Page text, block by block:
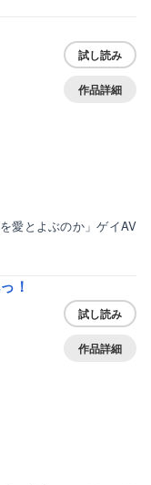
試し読み
作品詳細
愛とよぶのか」ゲイAV
！
試し読み
作品詳細